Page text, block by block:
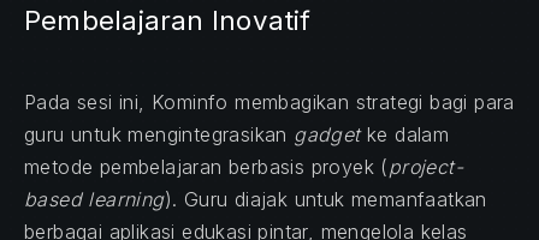
Pembelajaran Inovatif
Pada sesi ini, Kominfo membagikan strategi bagi para
guru untuk mengintegrasikan gadgetke dalam
metode pembelajaran berbasis proyek (project-
based learning). Guru diajak untuk memanfaatkan
berbagai aplikasi edukasi pintar, mengelola kelas